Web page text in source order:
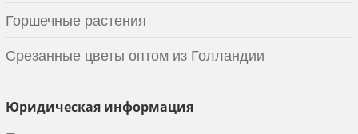
Горшечные растения
Срезанные цветы оптом из Голландии
Юридическая информация